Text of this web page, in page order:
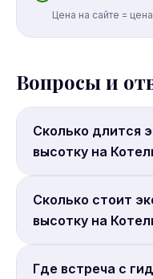
Цена на сайте =
Вопросы и
Сколько длится
высотку на
Продолжительность:
Сколько стоит
высотку на
Цена от 2 499 руб. с
Где встреча с